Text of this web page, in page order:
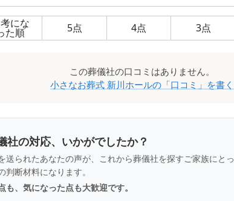
にな
た順 5点 4点 3点
この葬儀社の口コミはありません。
小さなお葬式 新川ホールの「口コミ」を書く
社の対応、いかがでしたか？
送られたあなたの声が、これから葬儀社を探すご家族にとっ
判断材料になります。
も、気になった点も大歓迎です。